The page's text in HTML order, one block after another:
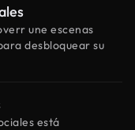
une escenas
desbloquear su
está